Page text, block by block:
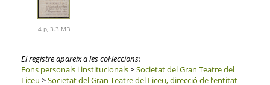
4 p, 3.3 MB
El registre apareix a les col·leccions:
Fons personals i institucionals>Societat del Gran Teatre del
Liceu >Societat del Gran Teatre del Liceu, direcció de l’entitat